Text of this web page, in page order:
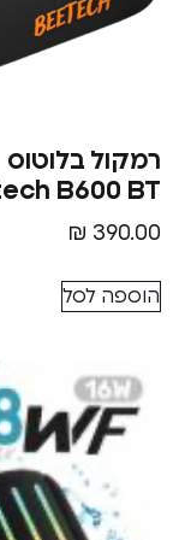
בלוטוס
Beetech
₪